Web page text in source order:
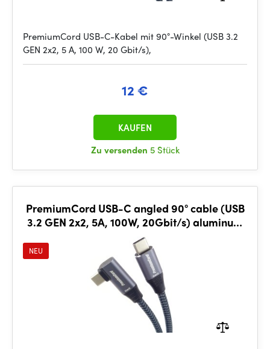
PremiumCord USB-C-Kabel mit 90°-Winkel (USB 3.2
GEN 2x2, 5 A, 100 W, 20 Gbit/s),
12 €
Zu versenden 5 Stück
KAUFEN
PremiumCord USB-C angled 90° cable (USB
3.2 GEN 2x2, 5A, 100W, 20Gbit/s) aluminum
connector caps, cotton braid, 1m
NEU